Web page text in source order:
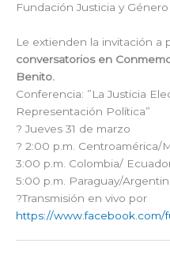
Fundación Justicia y Género
Le extienden la invitación a
conversatorios en
Benito.
Conferencia: ”La Justicia
Representación Política”
?️ Jueves 31 de marzo
? 2:00 p.m. Centroamérica/
3:00 p.m. Colombia/
5:00 p.m. Paraguay/
?Transmisión en vivo por
https://www.facebook.com/